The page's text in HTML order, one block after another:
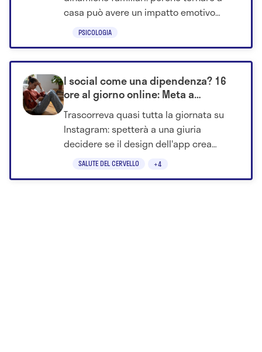
PSICOLOGIA
casa può avere un impatto emotivo
anche in età adulta.
SALUTE DEL CERVELLO +4
I social come una dipendenza? 16
ore al giorno online: Meta a
processo davanti ai giudici
Trascorreva quasi tutta la giornata su
Instagram: spetterà a una giuria
decidere se il design dell'app crea
dipendenza patologica.